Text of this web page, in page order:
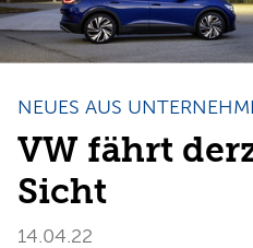
NEUES AUS
VW fährt
Sicht
14.04.22
Anmelden